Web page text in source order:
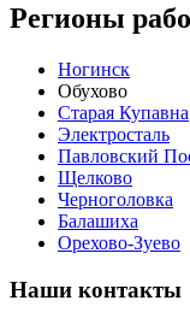
Регионы
Ногинск
Обухово
Старая Купавна
Электросталь
Павловский
Щелково
Черноголовка
Балашиха
Орехово-Зуево
Наши контакты